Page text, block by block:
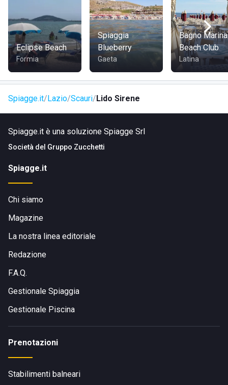
Eclipse Beach
Formia
Spiaggia
Blueberry
Gaeta
Bagno Marina
Beach Club
Latina
Spiagge.it Lazio Scauri Lido Sirene
Spiagge.it è una soluzione Spiagge Srl
Società del Gruppo Zucchetti
Spiagge.it
Chi siamo
Magazine
La nostra linea editoriale
Redazione
F.A.Q.
Gestionale Spiaggia
Gestionale Piscina
Prenotazioni
Stabilimenti balneari